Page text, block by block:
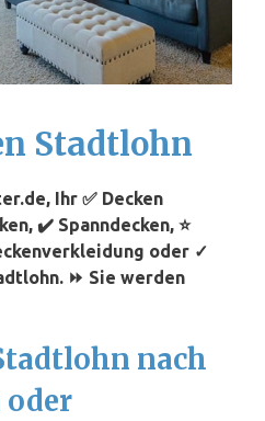
Stadtlohn
Ihr ✅ Decken
✔️ Spanndecken, ⭐
oder ✓
⏩ Sie werden
nach
oder